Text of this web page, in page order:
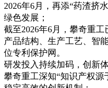
2026年6月，再添“药渣挤
绿色发展；
截至2026年6月，攀奇重
产品结构、生产工艺、智
位专利保护网。
研发投入持续加码，创新
攀奇重工深知“知识产权源